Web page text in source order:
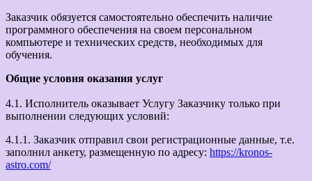
Заказчик обязуется самостоятельно обеспечить наличие
программного обеспечения на своем персональном
компьютере и технических средств, необходимых для
обучения.
Общие условия оказания услуг
4.1. Исполнитель оказывает Услугу Заказчику только при
выполнении следующих условий:
4.1.1. Заказчик отправил свои регистрационные данные, т.е.
заполнил анкету, размещенную по адресу: https://kronos-
astro.com/